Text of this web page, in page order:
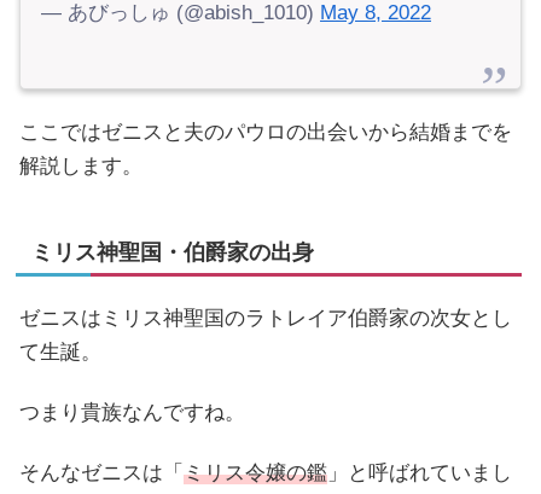
— あびっしゅ (@abish_1010) May 8, 2022
ここではゼニスと夫のパウロの出会いから結婚までを
解説します。
ミリス神聖国・伯爵家の出身
ゼニスはミリス神聖国のラトレイア伯爵家の次女とし
て生誕。
つまり貴族なんですね。
そんなゼニスは「 ミリス令嬢の鑑 」と呼ばれていまし